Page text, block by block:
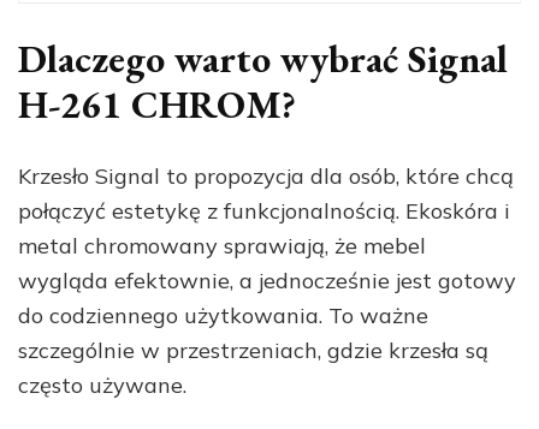
Dlaczego warto wybrać Signal
H-261 CHROM?
Krzesło Signal to propozycja dla osób, które chcą
połączyć estetykę z funkcjonalnością. Ekoskóra i
metal chromowany sprawiają, że mebel
wygląda efektownie, a jednocześnie jest gotowy
do codziennego użytkowania. To ważne
szczególnie w przestrzeniach, gdzie krzesła są
często używane.